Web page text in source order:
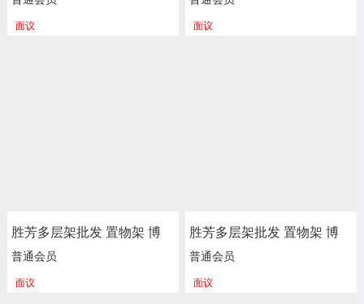
架 杂物架 整理架 餐厅饭店
面议
架 杂物架 整理架 餐厅饭店
面议
胜芳多层架批发 置物架 博
古架 办公室书架 酒架 储物
架 杂物架 整理架 餐厅饭店
普通会员
面议
胜芳多层架批发 置物架 博
古架 办公室书架 酒架 储物
架 杂物架 整理架 餐厅饭店
普通会员
面议